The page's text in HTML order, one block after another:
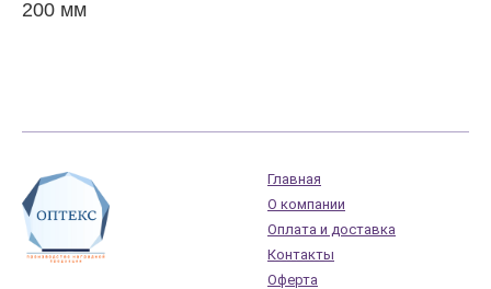
200 мм
Главная
О компании
Оплата и доставка
Контакты
Оферта